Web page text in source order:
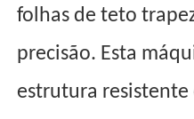
folhas de teto
precisão. Esta
estrutura resistente